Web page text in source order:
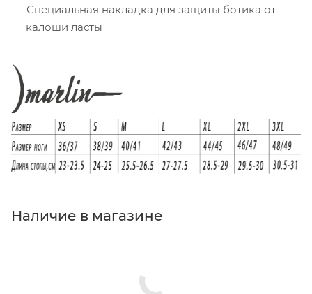
Специальная накладка для защиты ботика от
калоши ласты
Наличие в магазине